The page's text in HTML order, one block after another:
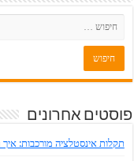
פוסטים אחרונים
תקלות אינסטלציה מורכבות: